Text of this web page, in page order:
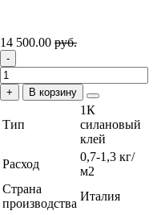
14 500.00 руб.
В корзину
Тип
1К
силановый
клей
Расход
0,7-1,3 кг/
м2
Страна
производства
Италия